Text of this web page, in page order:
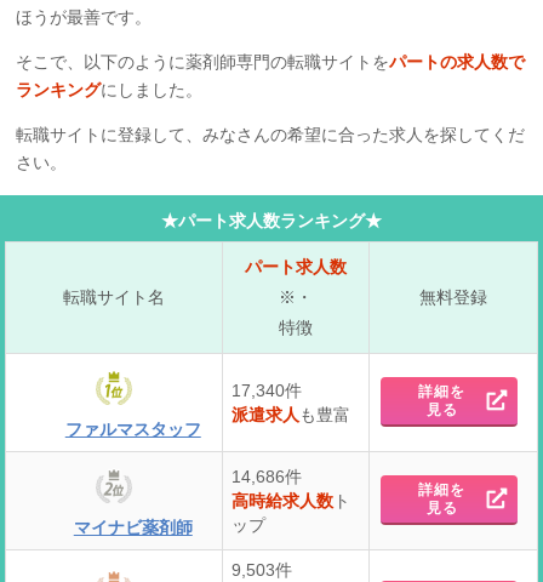
ほうが最善です。
そこで、以下のように薬剤師専門の転職サイトをパートの求人数で
ランキングにしました。
転職サイトに登録して、みなさんの希望に合った求人を探してくだ
さい。
★パート求人数ランキング★
転職サイト名
パート求人数
※・
特徴
無料登録
ファルマスタッフ
17,340件
派遣求人 も豊富
詳細を
見る
マイナビ薬剤師
14,686件
高時給求人数ト
ップ
詳細を
見る
9,503件